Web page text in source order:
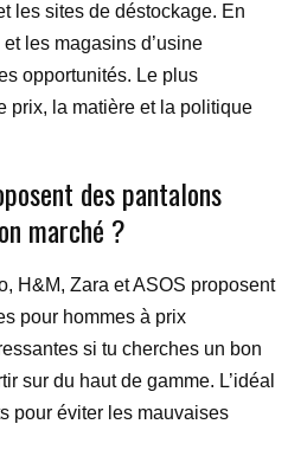
les sites de déstockage. En
les magasins d’usine
opportunités. Le plus
prix, la matière et la politique
des pantalons
marché ?
H&M, Zara et ASOS proposent
pour hommes à prix
si tu cherches un bon
sur du haut de gamme. L’idéal
pour éviter les mauvaises